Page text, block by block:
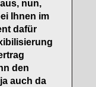
nun,
Ihnen im
dafür
den
auch da